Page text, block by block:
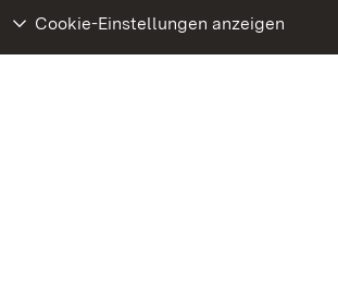
Cookie-Einstellungen anzeigen
Weiteres